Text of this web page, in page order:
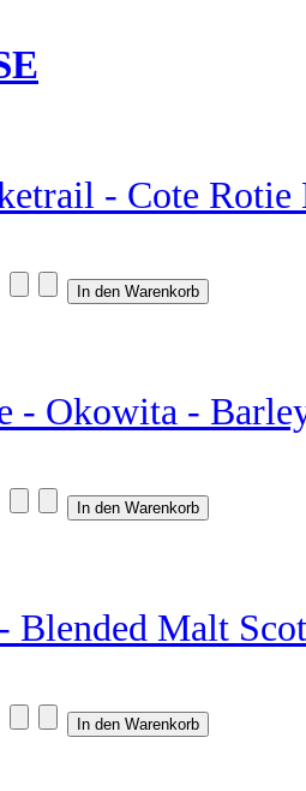
- Cote
- Okowita -
Blended Malt